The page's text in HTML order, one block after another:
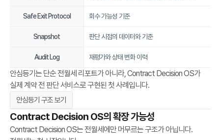
Safe Exit Protocol 회수 가능성 기준
Snapshot 판단 시점의 데이터와 기준
Audit Log 재평가와 상태 변화 이력
안심등기는 단순 전월세 리포트가 아니라, Contract Decision OS가
실제 계약 전 판단 서비스로 구현된 첫 사례입니다.
안심등기 구조 보기
Contract Decision OS의 확장 가능성
Contract Decision OS는 전월세에만 머무르는 구조가 아닙니다.
S
o
r
c
e